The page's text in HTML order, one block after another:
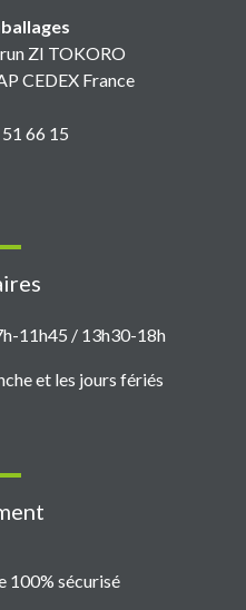
ZI TOKORO
CEDEX France
66 15
11h45 / 13h30-18h
et les jours fériés
100% sécurisé